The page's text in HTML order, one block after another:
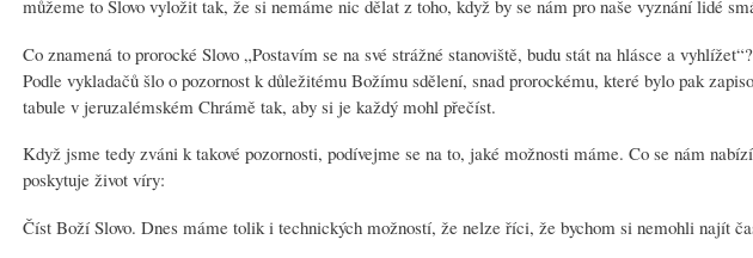
můžeme to Slovo vyložit tak, že si nemáme nic dělat z toho, když by se nám pro naše vyznání lidé
Co znamená to prorocké Slovo „Postavím se na své strážné stanoviště, budu stát na hlásce a
Podle vykladačů šlo o pozornost k důležitému Božímu sdělení, snad prorockému, které bylo pak
tabule v jeruzalémském Chrámě tak, aby si je každý mohl přečíst.
Když jsme tedy zváni k takové pozornosti, podívejme se na to, jaké možnosti máme. Co se nám
poskytuje život víry:
Číst Boží Slovo. Dnes máme tolik i technických možností, že nelze říci, že bychom si nemohli najít